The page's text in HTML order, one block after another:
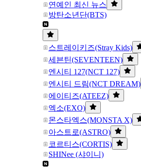
연예인 최신 뉴스
방탄소년단(BTS)
스트레이키즈(Stray Kids)
세븐틴(SEVENTEEN)
엔시티 127(NCT 127)
엔시티 드림(NCT DREAM)
에이티즈(ATEEZ)
엑소(EXO)
몬스타엑스(MONSTA X)
아스트로(ASTRO)
코르티스(CORTIS)
SHINee (샤이니)